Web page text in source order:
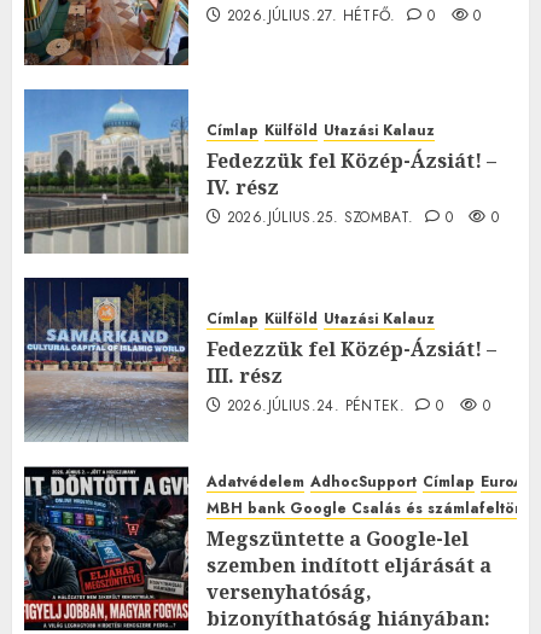
2026.JÚLIUS.27. HÉTFŐ. 0 0
Címlap Külföld Utazási Kalauz
Fedezzük fel Közép-Ázsiát! –
IV. rész
2026.JÚLIUS.25. SZOMBAT. 0 0
Címlap Külföld Utazási Kalauz
Fedezzük fel Közép-Ázsiát! –
III. rész
2026.JÚLIUS.24. PÉNTEK. 0 0
Adatvédelem AdhocSupport Címlap
MBH bank Google Csalás és
Megszüntette a Google-lel
szemben indított eljárását a
versenyhatóság,
bizonyíthatóság hiányában: